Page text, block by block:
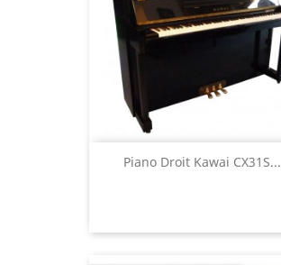
Piano Droit Kawai CX31S...